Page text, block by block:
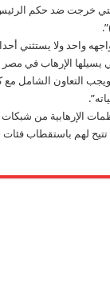
خرجت ضد حكم
واحد ولا يستثني
يسيلها الإرهاب في
التعاون الشامل مع
الإرهابية من شبكات
تتيح لهم باستقطاب